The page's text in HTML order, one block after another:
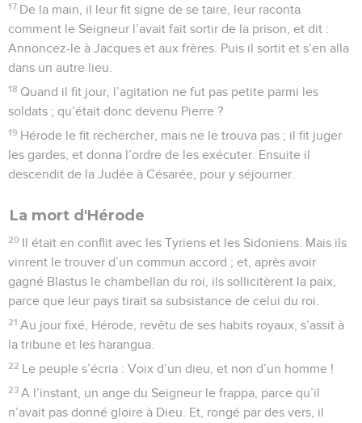
17 De la main, il leur fit signe de se taire, leur raconta
comment le Seigneur l’avait fait sortir de la prison, et dit :
Annoncez-le à Jacques et aux frères. Puis il sortit et s’en alla
dans un autre lieu.
18 Quand il fit jour, l’agitation ne fut pas petite parmi les
soldats ; qu’était donc devenu Pierre ?
19 Hérode le fit rechercher, mais ne le trouva pas ; il fit juger
les gardes, et donna l’ordre de les exécuter. Ensuite il
descendit de la Judée à Césarée, pour y séjourner.
La mort d'Hérode
20 Il était en conflit avec les Tyriens et les Sidoniens. Mais ils
vinrent le trouver d’un commun accord ; et, après avoir
gagné Blastus le chambellan du roi, ils sollicitèrent la paix,
parce que leur pays tirait sa subsistance de celui du roi.
21 Au jour fixé, Hérode, revêtu de ses habits royaux, s’assit à
la tribune et les harangua.
22 Le peuple s’écria : Voix d’un dieu, et non d’un homme !
23 A l’instant, un ange du Seigneur le frappa, parce qu’il
n’avait pas donné gloire à Dieu. Et, rongé par des vers, il